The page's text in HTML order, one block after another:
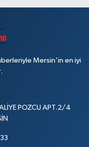
Mersin'in en iyi
POZCU APT.2/4